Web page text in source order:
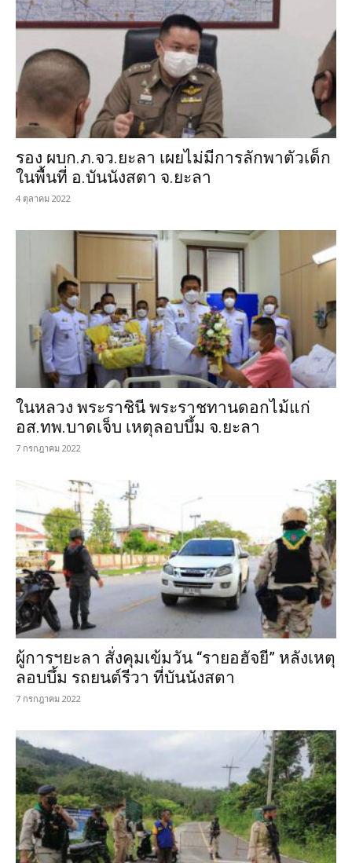
รอง ผบก.ภ.จว.ยะลา เผยไม่มีการลักพาตัวเด็ก
ในพื้นที่ อ.บันนังสตา จ.ยะลา
4 ตุลาคม 2022
ในหลวง พระราชินี พระราชทานดอกไม้แก่
อส.ทพ.บาดเจ็บ เหตุลอบบึ้ม จ.ยะลา
7 กรกฎาคม 2022
ผู้การฯยะลา สั่งคุมเข้มวัน “รายอฮัจยี” หลังเหตุ
ลอบบึ้ม รถยนต์รีวา ที่บันนังสตา
7 กรกฎาคม 2022